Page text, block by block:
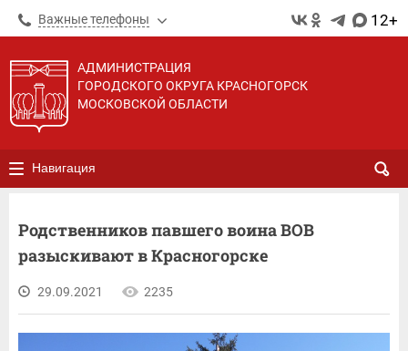
Важные телефоны 12+
АДМИНИСТРАЦИЯ
ГОРОДСКОГО ОКРУГА КРАСНОГОРСК
МОСКОВСКОЙ ОБЛАСТИ
Навигация
Родственников павшего воина ВОВ
разыскивают в Красногорске
29.09.2021 2235